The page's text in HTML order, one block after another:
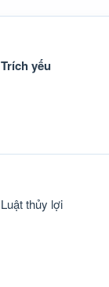
Trích yếu
Luật thủy lợi